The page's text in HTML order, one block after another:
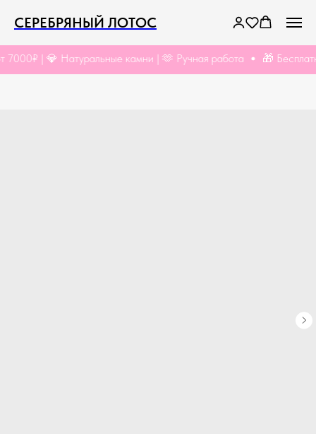
СЕРЕБРЯНЫЙ ЛОТОС
| 💎 Натуральные камни | 🫶 Ручная работа 🎁